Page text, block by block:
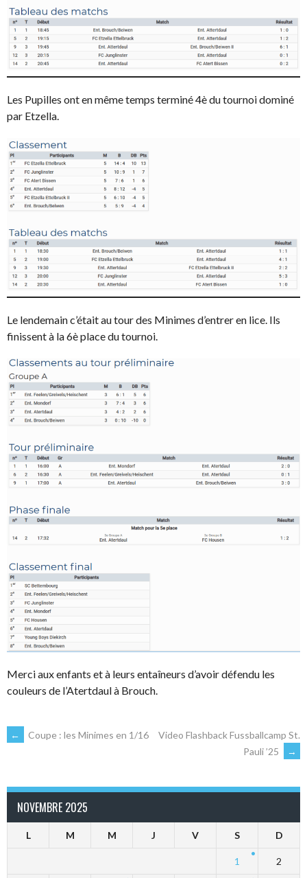
Les Pupilles ont en même temps terminé 4è du tournoi dominé
par Etzella.
Le lendemain c’était au tour des Minimes d’entrer en lice. Ils
finissent à la 6è place du tournoi.
Merci aux enfants et à leurs entaîneurs d’avoir défendu les
couleurs de l’Atertdaul à Brouch.
NAVIGATION
DES
ARTICLES
← Coupe : les Minimes en 1/16
Video Flashback Fussballcamp St.
Pauli ’25
→
NOVEMBRE 2025
L M M J V S D
1 2